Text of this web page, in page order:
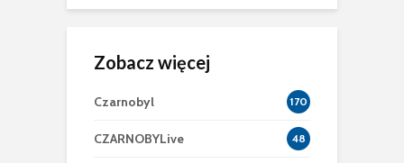
Zobacz więcej
Czarnobyl 170
CZARNOBYLive 48